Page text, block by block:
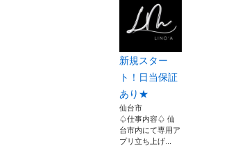
新規スター
ト！日当保証
あり★
仙台市
♤仕事内容♤ 仙
台市内にて専用ア
プリ立ち上げ...